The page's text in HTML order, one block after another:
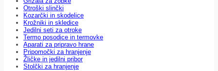
Otroški slinčki
Kozarčki in skodelice
Krožniki in skledice
Jedilni seti za otroke
Termo posodice in termovke
Aparati za pripravo hrane
Pripomočki za hranjenje
Žličke in jedilni pribor
Stolčki za hranjenje